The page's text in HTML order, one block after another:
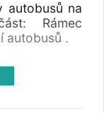
autobusů na
Rámec
autobusů .